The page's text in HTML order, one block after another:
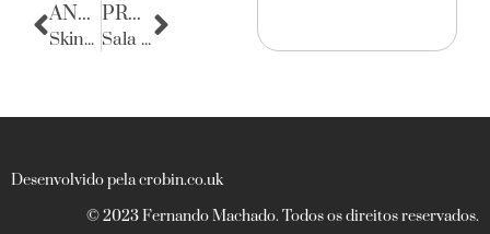
ANTERIOR
Skindô, Skindô
PRÓXIMA
Sala da Justiça
Desenvolvido pela crobin.co.uk
© 2023 Fernando Machado. Todos os direitos reservados.